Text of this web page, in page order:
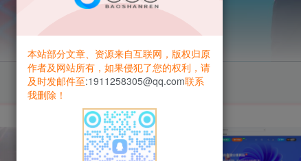
本站部分文章、资源来自互联网，版权归原
作者及网站所有，如果侵犯了您的权利，请
及时发邮件至:1911258305@qq.com联系
我删除！